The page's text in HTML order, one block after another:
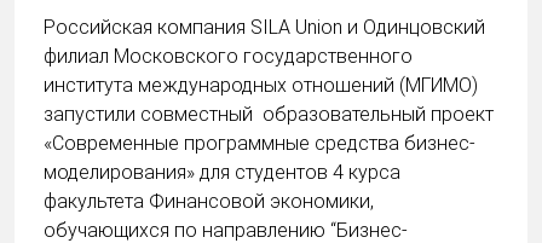
Российская компания SILA Union и Одинцовский
филиал Московского государственного
института международных отношений (МГИМО)
запустили совместный образовательный проект
«Современные программные средства бизнес-
моделирования» для студентов 4 курса
факультета Финансовой экономики,
обучающихся по направлению “Бизнес-